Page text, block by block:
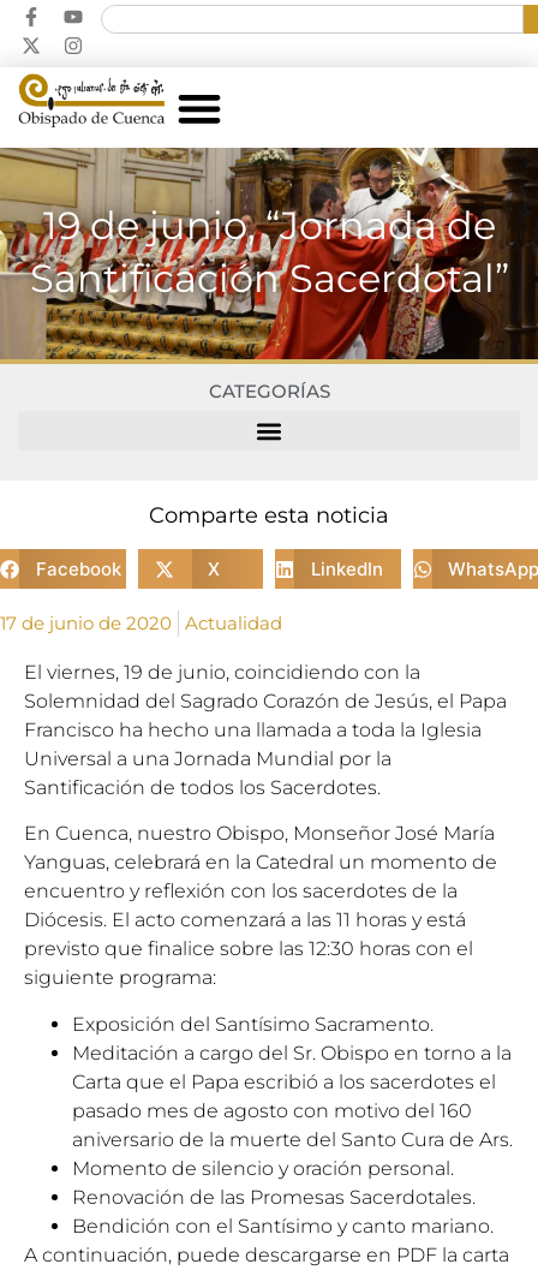
19 de junio, “Jornada de
Santificación Sacerdotal”
CATEGORÍAS
Comparte esta noticia
Facebook X LinkedIn WhatsApp
17 de junio de 2020 Actualidad
El viernes, 19 de junio, coincidiendo con la
Solemnidad del Sagrado Corazón de Jesús, el Papa
Francisco ha hecho una llamada a toda la Iglesia
Universal a una Jornada Mundial por la
Santificación de todos los Sacerdotes.
En Cuenca, nuestro Obispo, Monseñor José María
Yanguas, celebrará en la Catedral un momento de
encuentro y reflexión con los sacerdotes de la
Diócesis. El acto comenzará a las 11 horas y está
previsto que finalice sobre las 12:30 horas con el
siguiente programa:
Exposición del Santísimo Sacramento.
Meditación a cargo del Sr. Obispo en torno a la
Carta que el Papa escribió a los sacerdotes el
pasado mes de agosto con motivo del 160
aniversario de la muerte del Santo Cura de Ars.
Momento de silencio y oración personal.
Renovación de las Promesas Sacerdotales.
Bendición con el Santísimo y canto mariano.
A continuación, puede descargarse en PDF la carta